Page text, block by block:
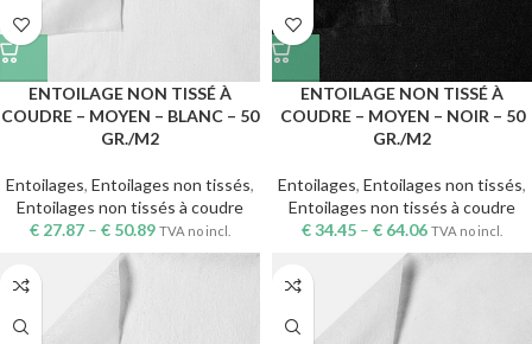
ENTOILAGE NON TISSÉ À
COUDRE – MOYEN – BLANC – 50
GR./M2
Entoilages, Entoilages non tissés,
Entoilages non tissés à coudre
€ 27.87 – € 50.89 TVA no incl.
ENTOILAGE NON TISSÉ À
COUDRE – MOYEN – NOIR – 50
GR./M2
Entoilages, Entoilages non tissés,
Entoilages non tissés à coudre
€34.45 – € 64.06 TVA no incl.